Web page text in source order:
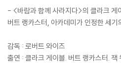
- <바람과 함께 사라지다>의 클라크 게
버트 랭카스터, 아카데미가 인정한 세
감독 : 로버트 와이즈
출연 : 클라크 게이블. 버트 랭카스터. 잭